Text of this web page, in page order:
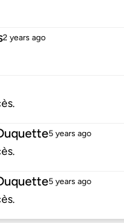
2 years ago
5 years ago
5 years ago